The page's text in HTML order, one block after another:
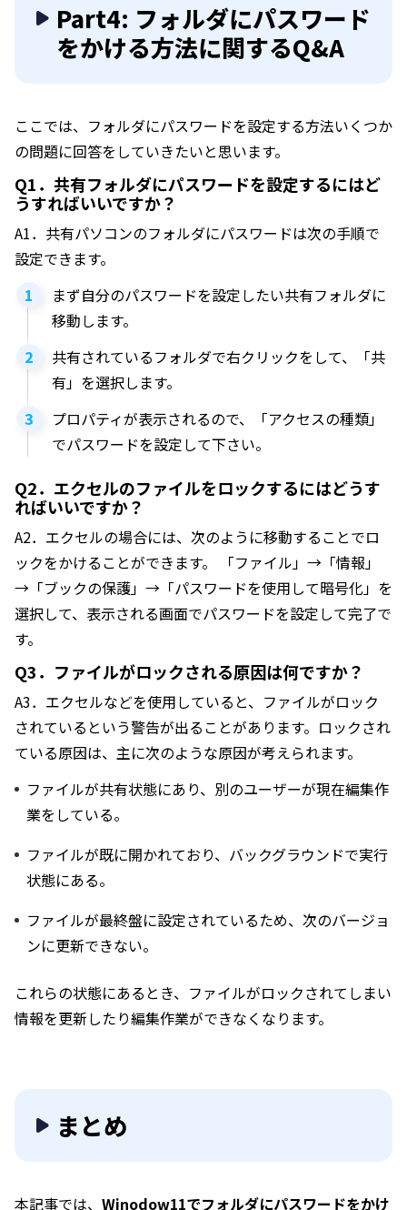
Part4: フォルダにパスワード
をかける方法に関するQ&A
ここでは、フォルダにパスワードを設定する方法いくつか
の問題に回答をしていきたいと思います。
Q1．共有フォルダにパスワードを設定するにはど
うすればいいですか？
A1．共有パソコンのフォルダにパスワードは次の手順で
設定できます。
まず自分のパスワードを設定したい共有フォルダに
移動します。
共有されているフォルダで右クリックをして、「共
有」を選択します。
プロパティが表示されるので、「アクセスの種類」
でパスワードを設定して下さい。
Q2．エクセルのファイルをロックするにはどうす
ればいいですか？
A2．エクセルの場合には、次のように移動することでロ
ックをかけることができます。 「ファイル」→「情報」
→「ブックの保護」→「パスワードを使用して暗号化」を
選択して、表示される画面でパスワードを設定して完了で
す。
Q3．ファイルがロックされる原因は何ですか？
A3．エクセルなどを使用していると、ファイルがロック
されているという警告が出ることがあります。ロックされ
ている原因は、主に次のような原因が考えられます。
ファイルが共有状態にあり、別のユーザーが現在編集作
業をしている。
ファイルが既に開かれており、バックグラウンドで実行
状態にある。
ファイルが最終盤に設定されているため、次のバージョ
ンに更新できない。
これらの状態にあるとき、ファイルがロックされてしまい
情報を更新したり編集作業ができなくなります。
まとめ
本記事では、 Winodow11でフォルダにパスワードをかけ